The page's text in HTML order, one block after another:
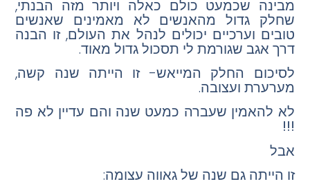
מבינה שכמעט כולם כאלה ויותר מזה הבנתי,
שחלק גדול מהאנשים לא מאמינים שאנשים
טובים וערכיים יכולים לנהל את העולם, זו הבנה
דרך אגב שגורמת לי תסכול גדול מאוד.
לסיכום החלק המייאש- זו הייתה שנה קשה,
מערערת ועצובה.
לא להאמין שעברה כמעט שנה והם עדיין לא פה
!!!
אבל
זו הייתה גם שנה של גאווה עצומה: